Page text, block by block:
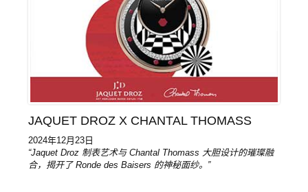
JAQUET DROZ X CHANTAL THOMASS
2024年12月23日
“Jaquet Droz 制表艺术与 Chantal Thomass 大胆设计的璀璨融
合，揭开了 Ronde des Baisers 的神秘面纱。”